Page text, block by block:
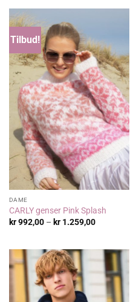
Tilbud!
DAME
CARLY genser Pink Splash
kr992,00 – kr1.259,00Prisområde: